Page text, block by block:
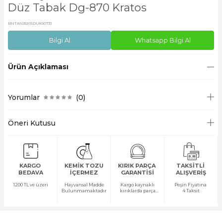
Düz Tabak Dg-870 Kratos
BNTAN35X15DU890731
Bilgi Al Whatsapp Bilgi Al
Ürün Açıklaması
Yorumlar (0)
Öneri Kutusu
KARGO
BEDAVA
1200 TL ve üzeri
KEMİK TOZU
İÇERMEZ
Hayvansal Madde
Bulunmamaktadır
KIRIK PARÇA
GARANTİSİ
Kargo kaynaklı
kırıklarda parça
TAKSİTLİ
ALIŞVERİŞ
Peşin Fiyatına
4 Taksit